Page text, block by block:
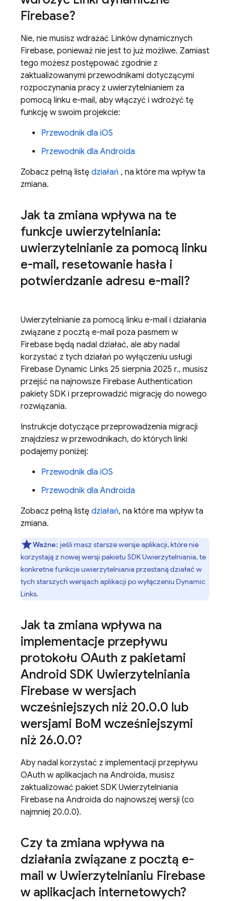
Firebase?
Nie, nie musisz wdrażać Linków dynamicznych
Firebase, ponieważ nie jest to już możliwe. Zamiast
tego możesz postępować zgodnie z
zaktualizowanymi przewodnikami dotyczącymi
rozpoczynania pracy z uwierzytelnianiem za
pomocą linku e-mail, aby włączyć i wdrożyć tę
funkcję w swoim projekcie:
Przewodnik dla iOS
Przewodnik dla Androida
Zobacz pełną listę działań , na które ma wpływ ta
zmiana.
Jak ta zmiana wpływa na te
funkcje uwierzytelniania:
uwierzytelnianie za pomocą linku
e-mail, resetowanie hasła i
potwierdzanie adresu e-mail?
Uwierzytelnianie za pomocą linku e-mail i działania
związane z pocztą e-mail poza pasmem w
Firebase będą nadal działać, ale aby nadal
korzystać z tych działań po wyłączeniu usługi
Firebase Dynamic Links 25 sierpnia 2025 r., musisz
przejść na najnowsze Firebase Authentication
pakiety SDK i przeprowadzić migrację do nowego
rozwiązania.
Instrukcje dotyczące przeprowadzenia migracji
znajdziesz w przewodnikach, do których linki
podajemy poniżej:
Przewodnik dla iOS
Przewodnik dla Androida
Zobacz pełną listę działań, na które ma wpływ ta
zmiana.
Ważne: jeśli masz starsze wersje aplikacji, które nie
korzystają z nowej wersji pakietu SDK Uwierzytelniania, te
konkretne funkcje uwierzytelniania przestaną działać w
tych starszych wersjach aplikacji po wyłączeniu Dynamic
Links.
Jak ta zmiana wpływa na
implementacje przepływu
protokołu OAuth z pakietami
Android SDK Uwierzytelniania
Firebase w wersjach
wcześniejszych niż 20.0.0 lub
wersjami BoM wcześniejszymi
niż 26.0.0?
Aby nadal korzystać z implementacji przepływu
OAuth w aplikacjach na Androida, musisz
zaktualizować pakiet SDK Uwierzytelniania
Firebase na Androida do najnowszej wersji (co
najmniej 20.0.0).
Czy ta zmiana wpływa na
działania związane z pocztą e-
mail w Uwierzytelnianiu Firebase
w aplikacjach internetowych?